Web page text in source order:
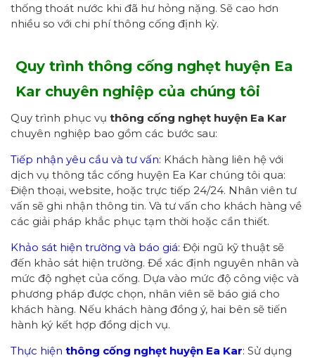
thống thoát nước khi đã hư hỏng nặng. Sẽ cao hơn
nhiều so với chi phí thông cống định kỳ.
Quy trình thông cống nghẹt huyện Ea
Kar chuyên nghiệp của chúng tôi
Quy trình phục vụ thông cống nghẹt huyện Ea Kar
chuyên nghiệp bao gồm các bước sau:
Tiếp nhận yêu cầu và tư vấn: Khách hàng liên hệ với
dịch vụ thông tắc cống huyện Ea Kar chúng tôi qua:
Điện thoại, website, hoặc trực tiếp 24/24. Nhân viên tư
vấn sẽ ghi nhận thông tin. Và tư vấn cho khách hàng về
các giải pháp khắc phục tạm thời hoặc cần thiết.
Khảo sát hiện trường và báo giá: Đội ngũ kỹ thuật sẽ
đến khảo sát hiện trường. Để xác định nguyên nhân và
mức độ nghẹt của cống. Dựa vào mức độ công việc và
phương pháp được chọn, nhân viên sẽ báo giá cho
khách hàng. Nếu khách hàng đồng ý, hai bên sẽ tiến
hành ký kết hợp đồng dịch vụ.
Thực hiện thông cống nghẹt huyện Ea Kar: Sử dụng